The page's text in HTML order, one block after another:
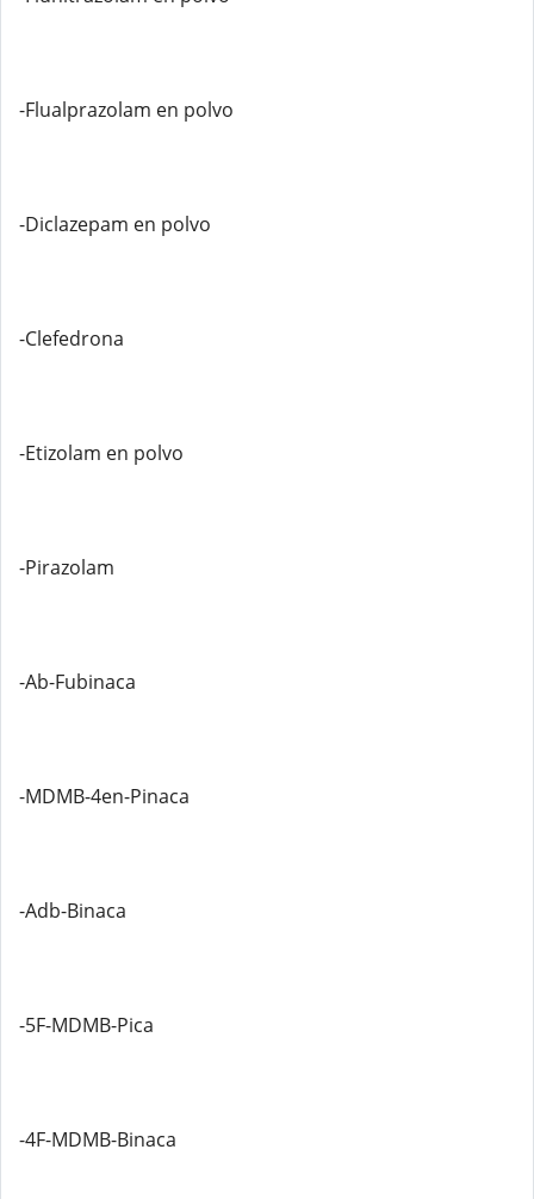
-Flualprazolam en polvo
-Diclazepam en polvo
-Clefedrona
-Etizolam en polvo
-Pirazolam
-Ab-Fubinaca
-MDMB-4en-Pinaca
-Adb-Binaca
-5F-MDMB-Pica
-4F-MDMB-Binaca